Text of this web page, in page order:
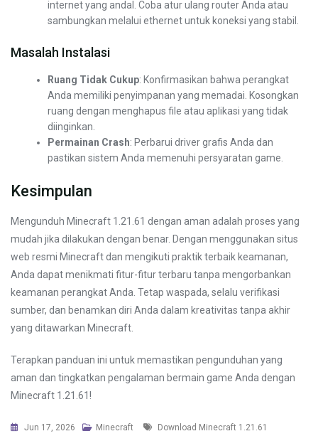
internet yang andal. Coba atur ulang router Anda atau
sambungkan melalui ethernet untuk koneksi yang stabil.
Masalah Instalasi
Ruang Tidak Cukup: Konfirmasikan bahwa perangkat
Anda memiliki penyimpanan yang memadai. Kosongkan
ruang dengan menghapus file atau aplikasi yang tidak
diinginkan.
Permainan Crash: Perbarui driver grafis Anda dan
pastikan sistem Anda memenuhi persyaratan game.
Kesimpulan
Mengunduh Minecraft 1.21.61 dengan aman adalah proses yang
mudah jika dilakukan dengan benar. Dengan menggunakan situs
web resmi Minecraft dan mengikuti praktik terbaik keamanan,
Anda dapat menikmati fitur-fitur terbaru tanpa mengorbankan
keamanan perangkat Anda. Tetap waspada, selalu verifikasi
sumber, dan benamkan diri Anda dalam kreativitas tanpa akhir
yang ditawarkan Minecraft.
Terapkan panduan ini untuk memastikan pengunduhan yang
aman dan tingkatkan pengalaman bermain game Anda dengan
Minecraft 1.21.61!
Jun 17, 2026 Minecraft Tags
Download Minecraft 1.21.61